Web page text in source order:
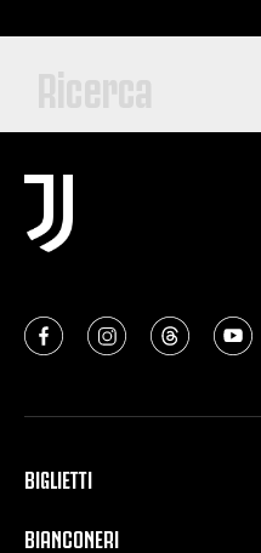
BIGLIETTI
BIANCONERI